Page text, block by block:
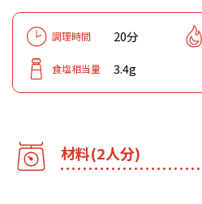
調理時間 20分
食塩相当量 3.4g
材料(2人分)